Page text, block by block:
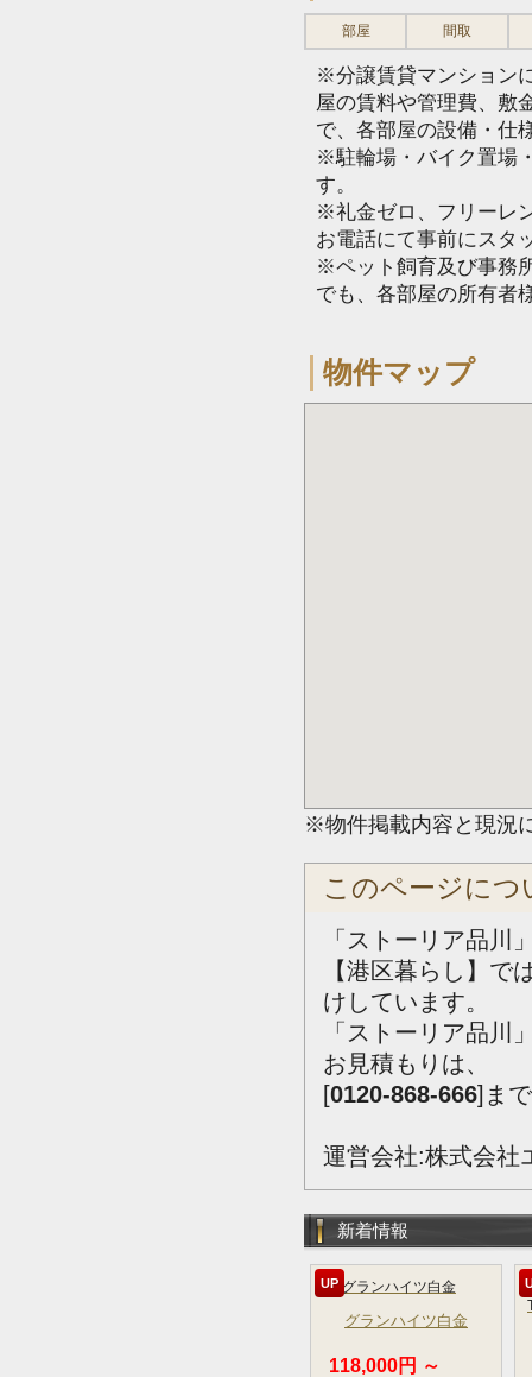
部屋 間取
※分譲賃貸マンション
屋の賃料や管理費、敷
で、各部屋の設備・仕
※駐輪場・バイク置場
す。
※礼金ゼロ、フリーレ
お電話にて事前にスタ
※ペット飼育及び事務
でも、各部屋の所有者
物件マップ
※物件掲載内容と現況
このページにつ
「ストーリア品川
【港区暮らし】で
けしています。
「ストーリア品川
お見積もりは、
[0120-868-666]ま
運営会社:株式会社
新着情報
UP
グランハイツ白金
118,000円 ～